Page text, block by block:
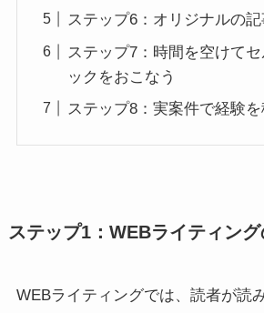
ステップ6：オリジナルの
ステップ7：時間を空けて
ックをおこなう
ステップ8：実案件で経験を
ステップ1：WEBライティン
WEBライティングでは、読者が読